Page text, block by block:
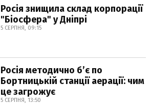
Росія знищила склад корпорації
"Біосфера" у Дніпрі
5 СЕРПНЯ, 09:15
Росія методично б’є по
Бортницькій станції аерації: чим
це загрожує
5 СЕРПНЯ, 13:50